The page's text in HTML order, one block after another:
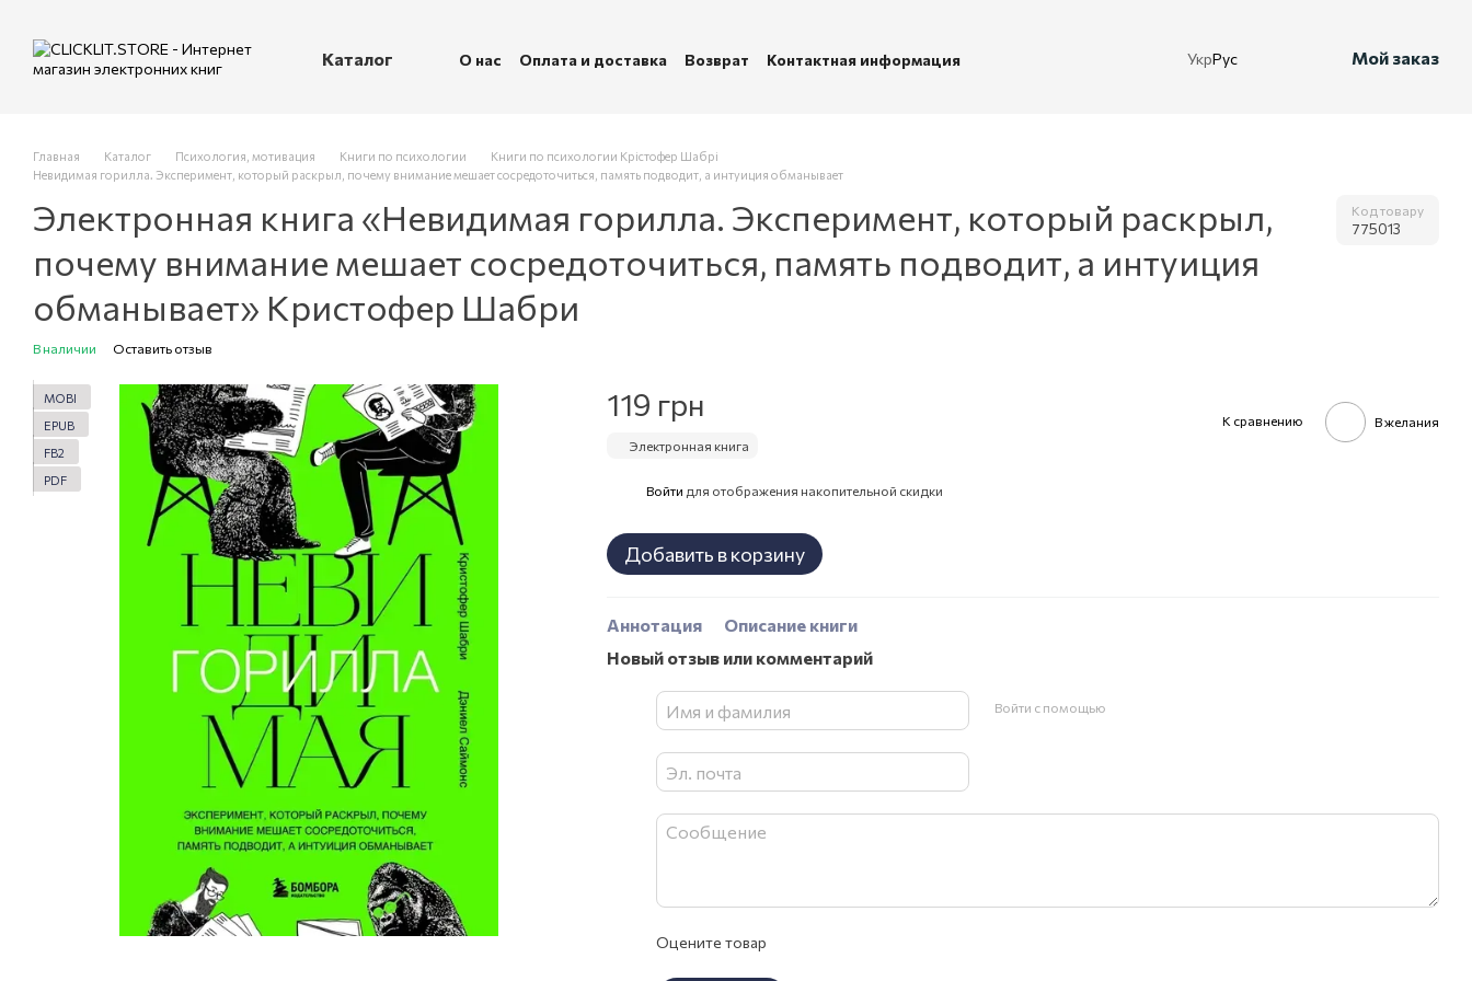
Каталог О нас Оплата и доставка Возврат
Контактная информация
УкрРус Мой заказ
Главная Каталог Психология, мотивация Книги по психологии
Книги по психологии Крістофер Шабрі
Невидимая горилла. Эксперимент, который раскрыл, почему внимание мешает сосредоточиться, память подводит, а интуиция обманывает
Электронная книга «Невидимая горилла. Эксперимент, который раскрыл,
почему внимание мешает сосредоточиться, память подводит, а интуиция
обманывает» Кристофер Шабри
Код товару
775013
В наличии Оставить отзыв
MOBI
EPUB
FB2
PDF
119 грн
Электронная книга
К сравнению В желания
Войти для отображения накопительной скидки
Добавить в корзину
Аннотация
Описание книги
Новый отзыв или комментарий
Войти с помощью
Оцените товар